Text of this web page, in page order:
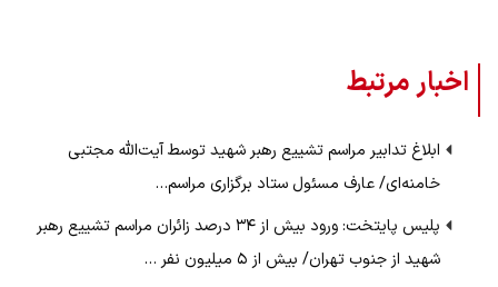
اخبار مرتبط
ابلاغ تدابیر مراسم تشییع رهبر شهید توسط آیت‌الله مجتبی
خامنه‌ای/ عارف مسئول ستاد برگزاری مراسم…
پلیس پایتخت: ورود بیش از ۳۴ درصد زائران مراسم تشییع رهبر
شهید از جنوب تهران/ بیش از ۵ میلیون نفر …